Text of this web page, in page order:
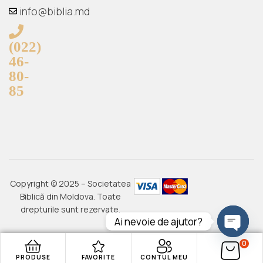
PRODUSE FAVORITE CONTUL MEU
0
info@biblia.md
(022)
46-
80-
85
Copyright © 2025 – Societatea
Biblică din Moldova. Toate
drepturile sunt rezervate.
Ai nevoie de ajutor?
Open